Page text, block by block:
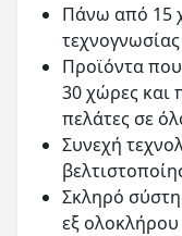
Πάνω από 15
Προϊόντα
30 χώρες και
πελάτες σε
Συνεχή
Σκληρό
εξ